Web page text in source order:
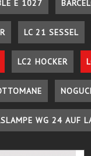
E 1027
LC 21 SESSEL
LC2 HOCKER
WG 24 AUF